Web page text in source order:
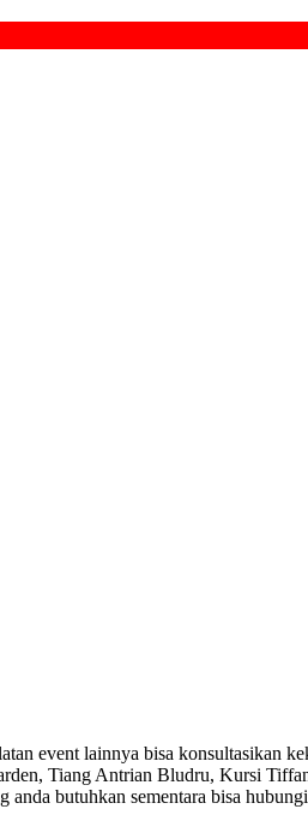
event lainnya bisa konsultasikan
Tiang Antrian Bludru, Kursi
butuhkan sementara bisa